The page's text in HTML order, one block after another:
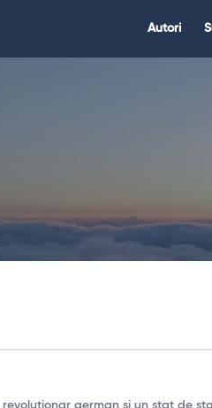
Autori
german și un stat de